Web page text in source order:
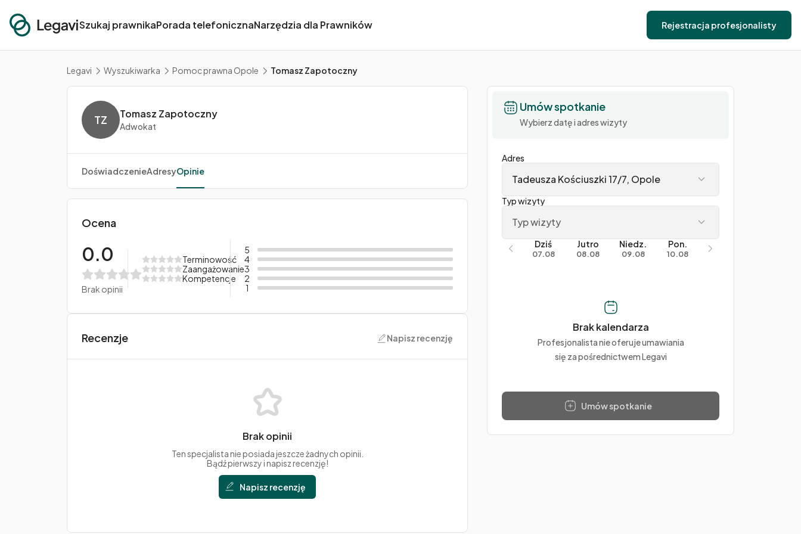
Szukaj prawnikaPorada telefonicznaNarzędzia dla Prawników Rejestracja profesjonalisty
Legavi Wyszukiwarka Pomoc prawna Opole Tomasz Zapotoczny
TZ Tomasz Zapotoczny
Adwokat
DoświadczenieAdresyOpinie
Ocena
0.0
Brak opinii
Terminowość
Zaangażowanie
Kompetencje
1
2
3
4
5
Recenzje Napisz recenzję
Brak opinii
Ten specjalista nie posiada jeszcze żadnych opinii.
Bądź pierwszy i napisz recenzję!
Napisz recenzję
Umów spotkanie
Wybierz datę i adres wizyty
Adres
Tadeusza Kościuszki 17/7, Opole
Typ wizyty
Typ wizyty
Dziś
07.08
Jutro
08.08
Niedz.
09.08
Pon.
10.08
Brak kalendarza
Profesjonalista nie oferuje umawiania
się za pośrednictwem Legavi
Umów spotkanie